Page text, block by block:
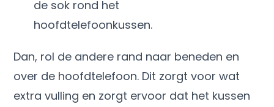
de sok rond het
hoofdtelefoonkussen.
Dan, rol de andere rand naar beneden en
over de hoofdtelefoon. Dit zorgt voor wat
extra vulling en zorgt ervoor dat het kussen